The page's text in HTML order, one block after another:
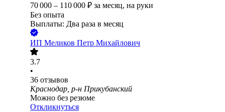
70 000 – 110 000 ₽ за месяц, на руки
Без опыта
Выплаты: Два раза в месяц
ИП Меликов Петр Михайлович
3.7
•
36 отзывов
Краснодар, р-н Прикубанский
Можно без резюме
Откликнуться